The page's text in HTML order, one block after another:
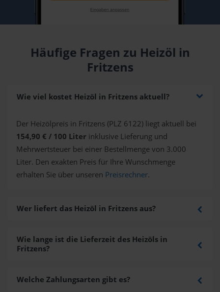
Häufige Fragen zu Heizöl in
Fritzens
Wie viel kostet Heizöl in Fritzens aktuell?
Der Heizölpreis in Fritzens (PLZ 6122) liegt aktuell bei
154,90 € / 100 Liter inklusive Lieferung und
Mehrwertsteuer bei einer Bestellmenge von 3.000
Liter. Den exakten Preis für Ihre Wunschmenge
erhalten Sie über unseren Preisrechner.
Wer liefert das Heizöl in Fritzens aus?
Wie lange ist die Lieferzeit des Heizöls in
Fritzens?
Welche Zahlungsarten gibt es?